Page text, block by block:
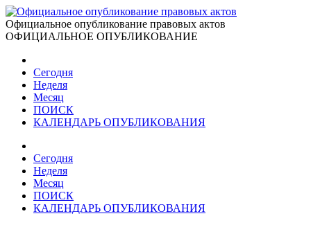
Официальное опубликование правовых актов
ОФИЦИАЛЬНОЕ ОПУБЛИКОВАНИЕ
Сегодня
Неделя
Месяц
ПОИСК
КАЛЕНДАРЬ ОПУБЛИКОВАНИЯ
Сегодня
Неделя
Месяц
ПОИСК
КАЛЕНДАРЬ ОПУБЛИКОВАНИЯ